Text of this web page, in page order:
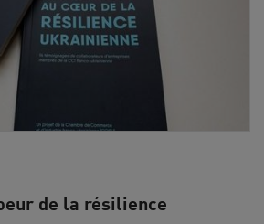
de la résilience